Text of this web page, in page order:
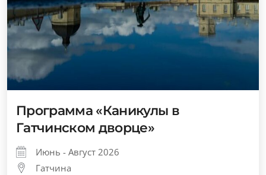
Программа «Каникулы в
Гатчинском дворце»
Июнь - Август 2026
Гатчина